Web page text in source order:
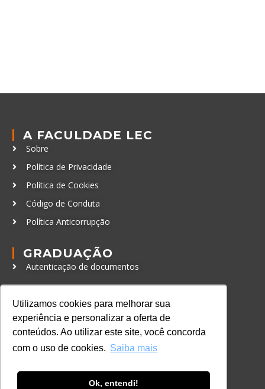
Utilizamos cookies para melhorar sua
experiência e personalizar a oferta de
conteúdos. Ao utilizar este site, você concorda
com o uso de cookies. Saiba mais
Ok, entendi!
A FACULDADE LEC
Sobre
Política de Privacidade
Política de Cookies
Código de Conduta
Política Anticorrupção
GRADUAÇÃO
Autenticação de documentos
CERTIFICAÇÕES
Online
In Company
Eventos
Certificações